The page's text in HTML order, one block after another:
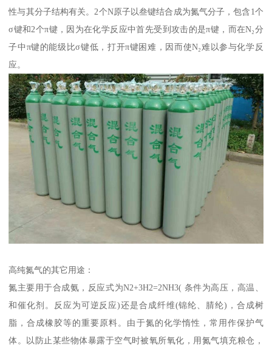
性与其分子结构有关。2个N原子以叁键结合成为氮气分子，包含1个
σ键和2个π键，因为在化学反应中首先受到攻击的是π键，而在N₂分
子中π键的能级比σ键低，打开π键困难，因而使N₂难以参与化学反
应。
高纯氮气的其它用途：
氮主要用于合成氨，反应式为N2+3H2=2NH3( 条件为高压，高温、
和催化剂。反应为可逆反应)还是合成纤维(锦纶、腈纶)，合成树
脂，合成橡胶等的重要原料。由于氮的化学惰性，常用作保护气
体。以防止某些物体暴露于空气时被氧所氧化，用氮气填充粮仓，